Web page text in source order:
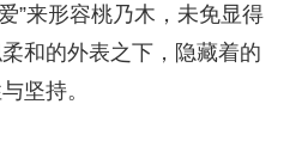
”来形容桃乃木，未免显得
和的外表之下，隐藏着的
坚持。